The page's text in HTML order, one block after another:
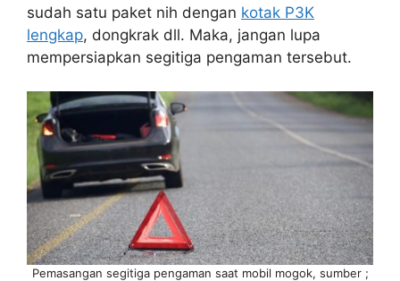
sudah satu paket nih dengan kotak P3K
lengkap, dongkrak dll. Maka, jangan lupa
mempersiapkan segitiga pengaman tersebut.
Pemasangan segitiga pengaman saat mobil mogok, sumber ;